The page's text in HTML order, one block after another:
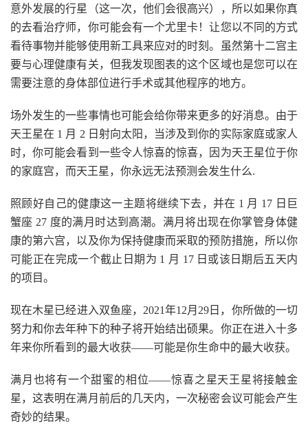
意外发展的行星（这一次，他们会很高兴），所以如果你真
的去看治疗师，你可能会有一个尤里卡！让您以不同的方式
看待事物并能够使用新工具来应对的时刻。虽然第十二宫主
要与心理健康有关，但我发现图表的这个区域也是您可以在
需要注意的身体部位进行手术或其他程序的地方。
场外发生的一些事情也可能会给你带来更多的好消息。由于
天王星在 1 月 2 日射向太阳，当涉及到你的实际家庭或家人
时，你可能会看到一些令人惊喜的惊喜，因为天王星位于你
的家庭宫，而天王星，你永远无法预测会发生什么.
照顾好自己的健康这一主题将继续下去，并在 1 月 17 日巨
蟹座 27 度的满月时达到高潮。满月将出现在你掌管身体健
康的第六宫，以及你为保持健康而采取的预防措施，所以你
可能正在完成一个截止日期为 1 月 17 日或该日期后五天内
的项目。
现在木星已经进入双鱼座，2021年12月29日，你所做的一切
努力和你去年种下的种子将开始结出硕果。你正在进入十多
年来你所看到的最大收获——可能是你生命中的最大收获。
满月也将有一个甜蜜的相位——惊喜之星天王星将接触金
星，这表明在满月前后的几天内，一次秘密会议可能会产生
奇妙的结果。